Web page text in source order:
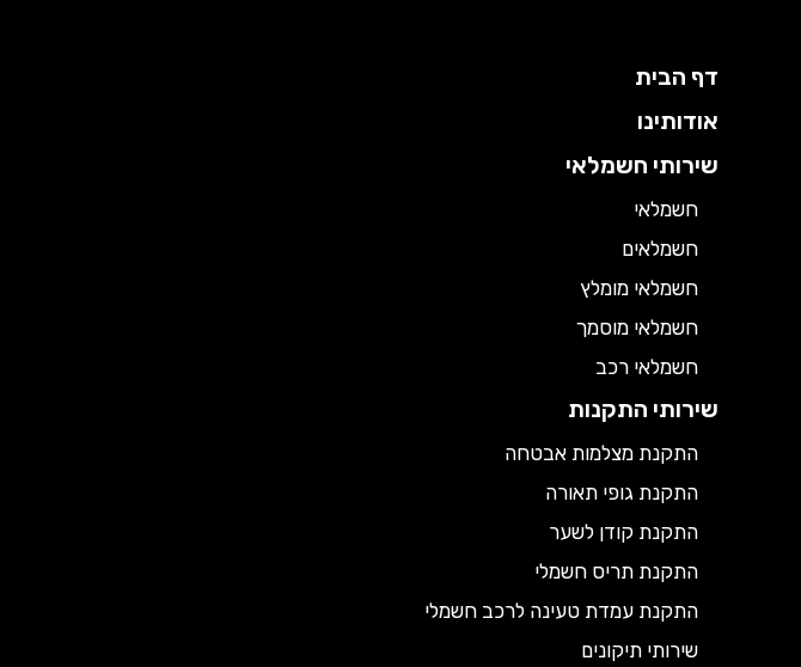
דף הבית
אודותינו
שירותי חשמלאי
חשמלאי
חשמלאים
חשמלאי מומלץ
חשמלאי מוסמך
חשמלאי רכב
שירותי התקנות
התקנת מצלמות אבטחה
התקנת גופי תאורה
התקנת קודן לשער
התקנת תריס חשמלי
התקנת עמדת טעינה לרכב חשמלי
שירותי תיקונים